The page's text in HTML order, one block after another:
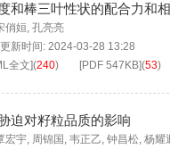
和棒三叶性状的配合力和
俏姮, 孔亮亮
新时间: 2024-03-28 13:28
全文](240) [PDF 547KB](53)
迫对籽粒品质的影响
宏宇, 周锦国 , 韦正乙, 钟昌松, 杨耀